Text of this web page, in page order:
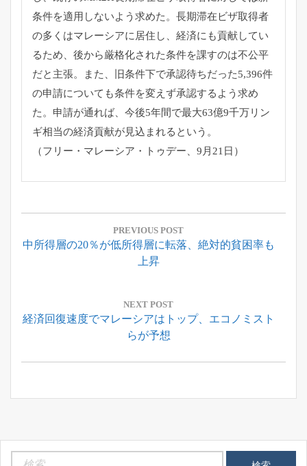
条件を適用しないよう求めた。長期滞在ビザ取得者
の多くはマレーシアに居住し、 経済にも貢献してい
るため、 後から厳格化された条件を課すのは不公平
だと主張。また、
旧条件下で承認待ちだった5,396件
の申請についても条件を変えず承認するよう求め
た。 申請が通れば、 今後5年間で最大63億9千万リン
ギ相当の経済貢献が見込まれる という。
（フリー・マレーシア・トゥデー、9月21日）
投
ナ
シ
ン
PREVIOUS POST
Previous
中所得層の20％が低所得層に転落、絶対的貧困率も
上昇
NEXT POST
Next
経済回復速度でマレーシアはトップ、エコノミスト
らが予想